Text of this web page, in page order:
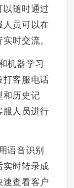
随时通过
员可以在
时交流。
机器学习
打客服电话
和历史记
服人员进行
语音识别
实时转录成
查看客户